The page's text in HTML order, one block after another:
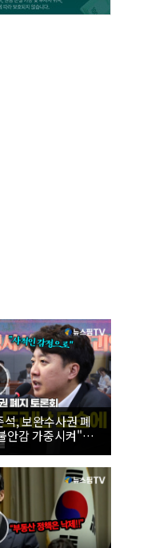
, 보완수사권 폐
안감 가중시켜"｜
권 폐지 토론회